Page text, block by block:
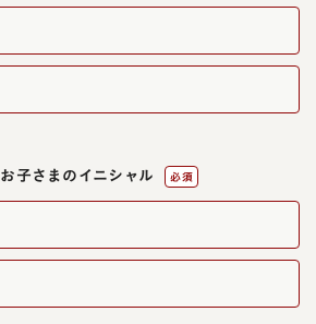
お子さまのイニシャル 必須